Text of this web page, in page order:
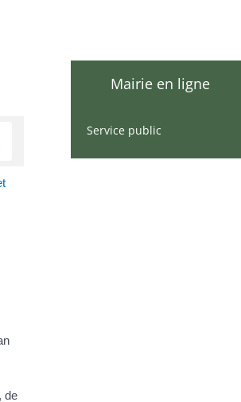
de
Mairie en ligne
Service public